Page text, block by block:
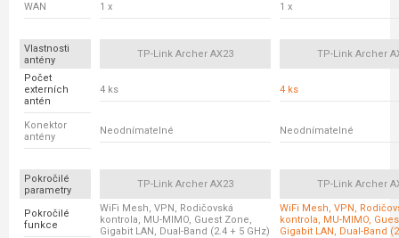
WAN 1 x 1 x
Vlastnosti
antény
TP-Link Archer AX23 TP-Link Archer
Počet
externích
antén
4 ks 4 ks
Konektor
antény
Neodnímatelné Neodnímatelné
Pokročilé
parametry
TP-Link Archer AX23 TP-Link Archer
Pokročilé
funkce
WiFi Mesh, VPN, Rodičovská
kontrola, MU-MIMO, Guest Zone,
Gigabit LAN, Dual-Band (2.4 + 5 GHz)
WiFi Mesh, VPN,
kontrola, MU-MIMO,
Gigabit LAN, Dual-Band